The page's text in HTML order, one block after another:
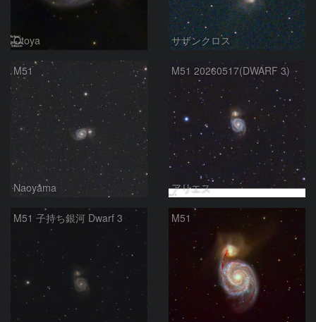
Otoya サザンクロス
M51
Naoyama
M51 20260517(DWARF 3)
アリエス
M51 子持ち銀河 Dwarf 3 M51